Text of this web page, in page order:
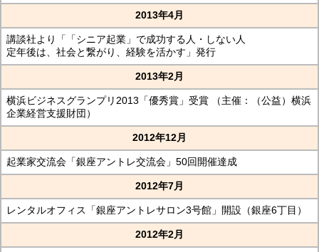
2013年4月
講談社より「「シニア起業」で成功する人・しない人
定年後は、社会と繋がり、経験を活かす」発行
2013年2月
横浜ビジネスグランプリ2013「優秀賞」受賞 （主催：（公益）横浜
企業経営支援財団）
2012年12月
起業家交流会「銀座アントレ交流会」50回開催達成
2012年7月
レンタルオフィス「銀座アントレサロン3号館」開設（銀座6丁目）
2012年2月